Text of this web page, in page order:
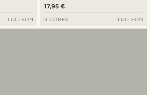
LUCLEON
17,95 €
9 CORES LUCLEON